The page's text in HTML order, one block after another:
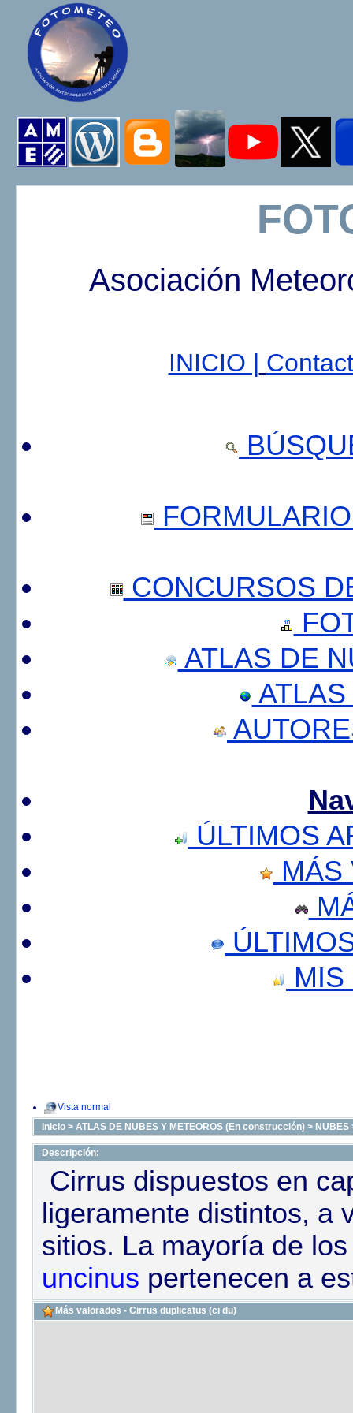
Asociación
INICIO |
CONCURSOS
ATLAS DE
ÚLTIMOS
MÁS
MIS
Vista normal
Inicio > ATLAS DE NUBES Y METEOROS (En construcción) > NUBES
Descripción:
Cirrus dispuestos en
ligeramente distintos, a
sitios. La mayoría de
uncinus pertenecen a
Más valorados - Cirrus duplicatus (ci du)